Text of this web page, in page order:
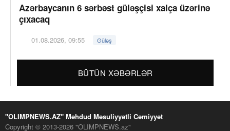
Azərbaycanın 6 sərbəst güləşçisi xalça üzərinə
çıxacaq
01.08.2026, 09:55 Güləş
BÜTÜN XƏBƏRLƏR
"OLIMPNEWS.AZ" Məhdud Məsuliyyətli Cəmiyyət
Copyright © 2013-2026 "OLIMPNEWS.az"